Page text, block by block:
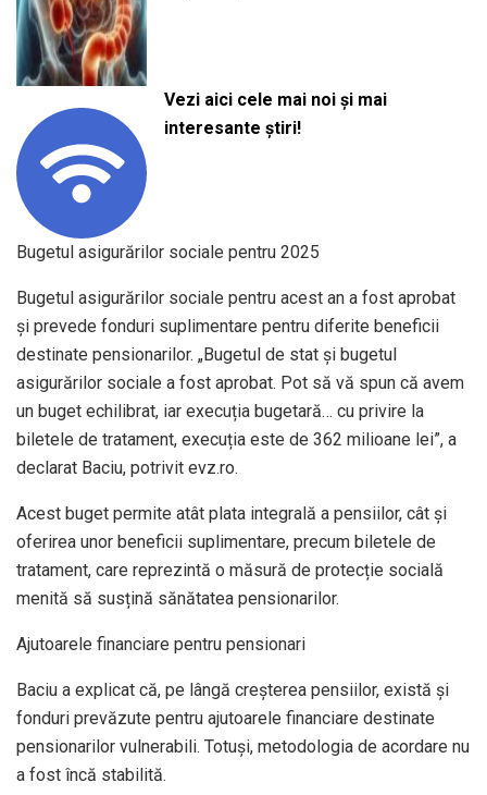
Vezi aici cele mai noi și mai
interesante știri!
Bugetul asigurărilor sociale pentru 2025
Bugetul asigurărilor sociale pentru acest an a fost aprobat
și prevede fonduri suplimentare pentru diferite beneficii
destinate pensionarilor. „Bugetul de stat și bugetul
asigurărilor sociale a fost aprobat. Pot să vă spun că avem
un buget echilibrat, iar execuția bugetară… cu privire la
biletele de tratament, execuția este de 362 milioane lei”, a
declarat Baciu, potrivit evz.ro.
Acest buget permite atât plata integrală a pensiilor, cât și
oferirea unor beneficii suplimentare, precum biletele de
tratament, care reprezintă o măsură de protecție socială
menită să susțină sănătatea pensionarilor.
Ajutoarele financiare pentru pensionari
Baciu a explicat că, pe lângă creșterea pensiilor, există și
fonduri prevăzute pentru ajutoarele financiare destinate
pensionarilor vulnerabili. Totuși, metodologia de acordare nu
a fost încă stabilită.